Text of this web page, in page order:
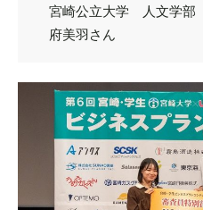
宮崎公立大学 人文学
府美羽さん